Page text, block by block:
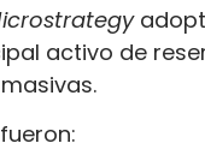
activo de
fueron: